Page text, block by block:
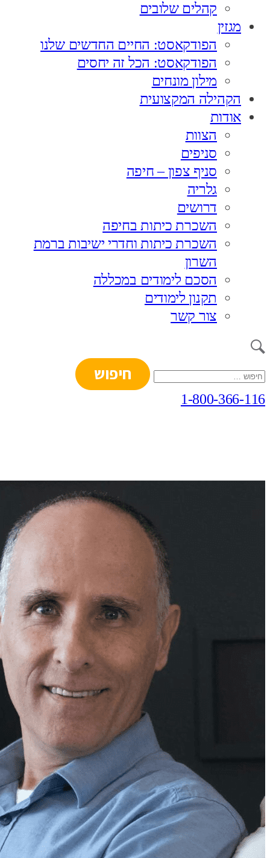
קהלים שלובים
מגזין
הפודקאסט: החיים החדשים שלנו
הפודקאסט: הכל זה יחסים
מילון מונחים
הקהילה המקצועית
אודות
הצוות
סניפים
סניף צפון – חיפה
גלריה
דרושים
השכרת כיתות בחיפה
השכרת כיתות וחדרי ישיבות ברמת
השרון
הסכם לימודים במכללה
תקנון לימודים
צור קשר
חיפוש:
1-800-366-116